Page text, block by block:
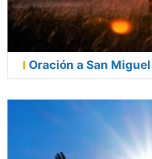
Oración a San